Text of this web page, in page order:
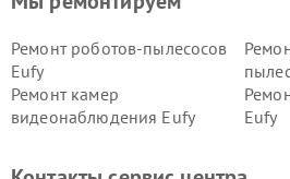
Ремонт роботов-пылесосов
Eufy
Ремонт камер
видеонаблюдения Eufy
Eufy